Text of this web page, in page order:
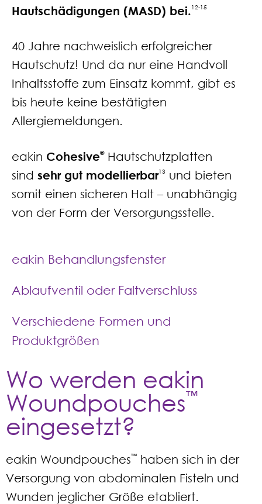
Hautschädigungen (MASD) bei.12-15
40 Jahre nachweislich erfolgreicher
Hautschutz! Und da nur eine Handvoll
Inhaltsstoffe zum Einsatz kommt, gibt es
bis heute keine bestätigten
Allergiemeldungen.
eakin Cohesive®Hautschutzplatten
sind sehr gut modellierbar13
und bieten
somit einen sicheren Halt – unabhängig
von der Form der Versorgungsstelle.
eakin Behandlungsfenster
Ablaufventil oder Faltverschluss
Verschiedene Formen und
Produktgrößen
Wo werden eakin
Woundpouches™
eingesetzt?
eakin Woundpouches™ haben sich in der
Versorgung von abdominalen Fisteln und
Wunden jeglicher Größe etabliert.